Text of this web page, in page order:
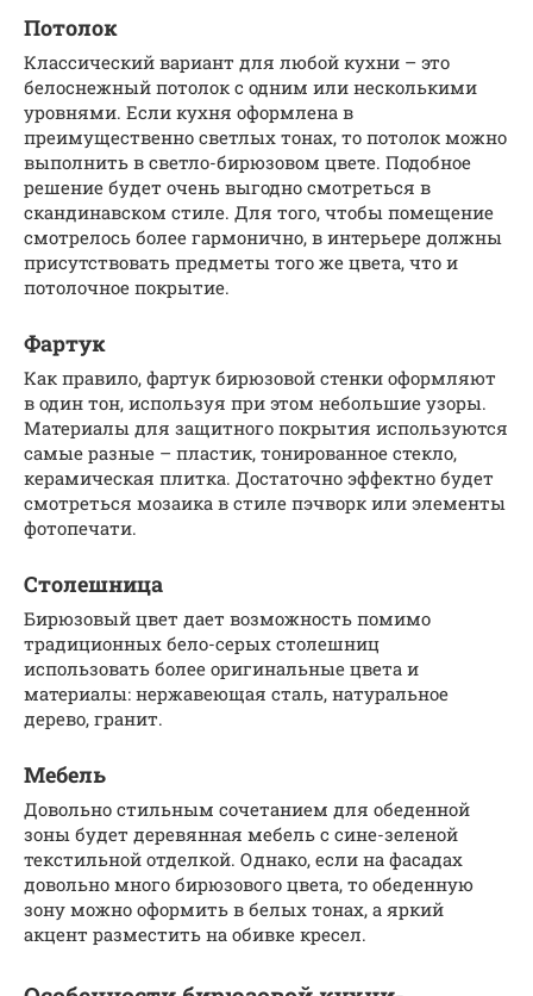
Потолок
Классический вариант для любой кухни – это
белоснежный потолок с одним или несколькими
уровнями. Если кухня оформлена в
преимущественно светлых тонах, то потолок можно
выполнить в светло-бирюзовом цвете. Подобное
решение будет очень выгодно смотреться в
скандинавском стиле. Для того, чтобы помещение
смотрелось более гармонично, в интерьере должны
присутствовать предметы того же цвета, что и
потолочное покрытие.
Фартук
Как правило, фартук бирюзовой стенки оформляют
в один тон, используя при этом небольшие узоры.
Материалы для защитного покрытия используются
самые разные – пластик, тонированное стекло,
керамическая плитка. Достаточно эффектно будет
смотреться мозаика в стиле пэчворк или элементы
фотопечати.
Столешница
Бирюзовый цвет дает возможность помимо
традиционных бело-серых столешниц
использовать более оригинальные цвета и
материалы: нержавеющая сталь, натуральное
дерево, гранит.
Мебель
Довольно стильным сочетанием для обеденной
зоны будет деревянная мебель с сине-зеленой
текстильной отделкой. Однако, если на фасадах
довольно много бирюзового цвета, то обеденную
зону можно оформить в белых тонах, а яркий
акцент разместить на обивке кресел.